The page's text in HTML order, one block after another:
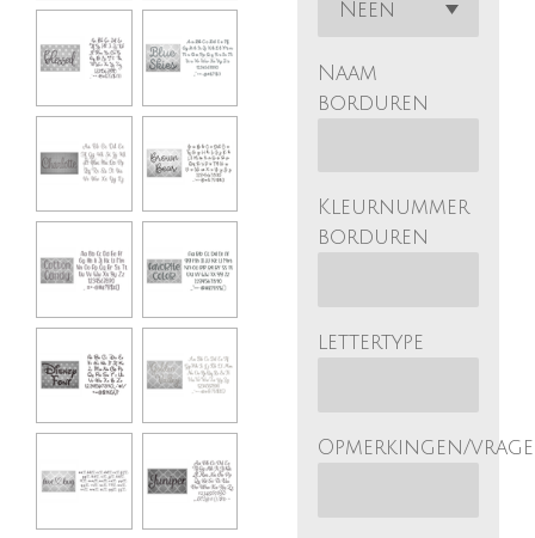
Naam
borduren
Kleurnummer
borduren
lettertype
Opmerkingen/